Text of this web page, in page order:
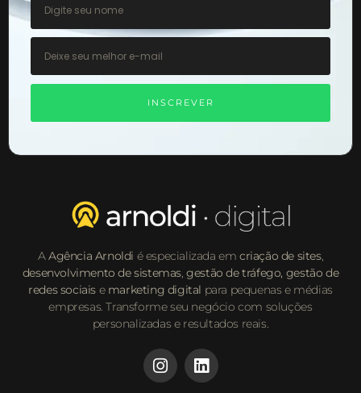
INSCREVER
AAgência Arnoldi é especializada em criação de sites,
desenvolvimento de sistemas,gestão de tráfego, gestão de
redes sociaise marketing digital para pequenas e médias
empresas. Transforme seu negócio com soluções
personalizadas e resultados reais.